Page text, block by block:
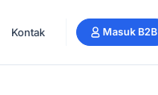
Kontak Masuk B2B